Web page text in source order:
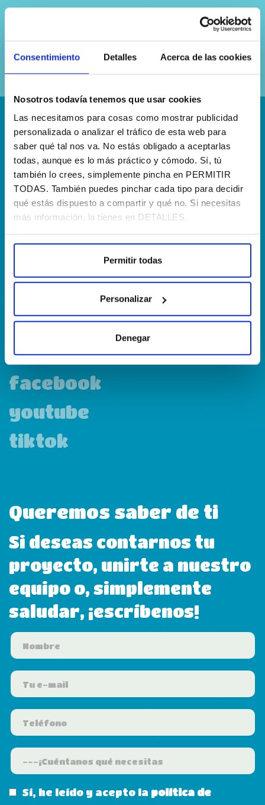
Consentimiento Detalles Acerca de las cookies
Nosotros todavía tenemos que usar cookies
Las necesitamos para cosas como mostrar publicidad
personalizada o analizar el tráfico de esta web para
saber qué tal nos va. No estás obligado a aceptarlas
todas, aunque es lo más práctico y cómodo. Sí, tú
también lo crees, simplemente pincha en PERMITIR
TODAS. También puedes pinchar cada tipo para decidir
qué estás dispuesto a compartir y qué no. Si necesitas
más información, la tienes en DETALLES.
Permitir todas
Personalizar
Denegar
política de
privacidad
¡Escríbenos!
hola@agenciapisto.com
¿Hablamos?!
(+34) 910 40 46 33
¿Dónde estamos?
linkedin
instagram
facebook
youtube
tiktok
Queremos saber de ti
Si deseas contarnos tu
proyecto, unirte a nuestro
equipo o, simplemente
saludar, ¡escríbenos!
Sí, he leído y acepto la política de